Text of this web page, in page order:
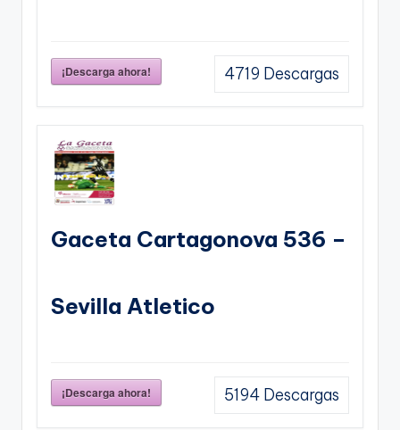
¡Descarga ahora! 4719 Descargas
Gaceta Cartagonova 536 –
Sevilla Atletico
¡Descarga ahora! 5194 Descargas